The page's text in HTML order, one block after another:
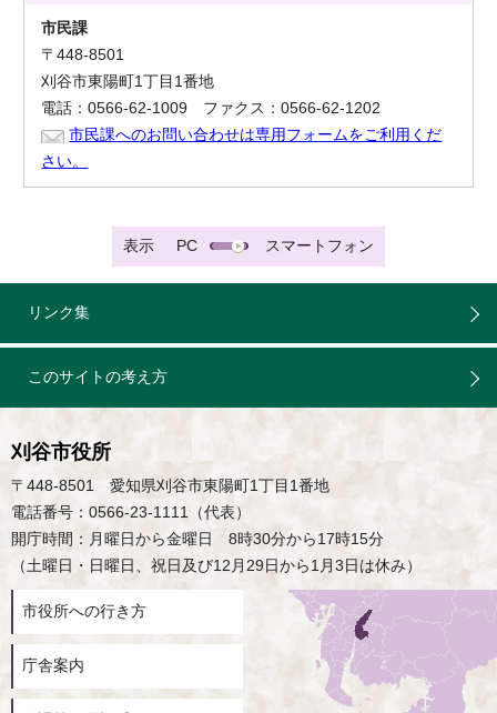
市民課
〒448-8501
刈谷市東陽町1丁目1番地
電話：0566-62-1009 ファクス：0566-62-1202
市民課へのお問い合わせは専用フォームをご利用くだ
さい。
表示 PC スマートフォン
リンク集
このサイトの考え方
刈谷市役所
〒448-8501 愛知県刈谷市東陽町1丁目1番地
電話番号：0566-23-1111（代表）
開庁時間：月曜日から金曜日 8時30分から17時15分
（土曜日・日曜日、祝日及び12月29日から1月3日は休み）
市役所への行き方
庁舎案内